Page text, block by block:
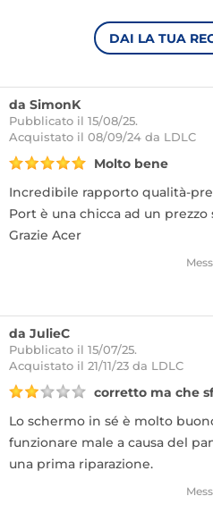
DAI LA TUA
da SimonK
Pubblicato il 15/08/25.
Acquistato il 08/09/24 da LDLC
Molto bene
Incredibile rapporto qualità-
Port è una chicca ad un
Grazie Acer
da JulieC
Pubblicato il 15/07/25.
Acquistato il 21/11/23 da LDLC
corretto ma che
Lo schermo in sé è molto
funzionare male a causa del
una prima riparazione.